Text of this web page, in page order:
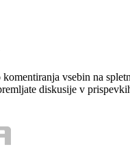
vsebin na
diskusije v